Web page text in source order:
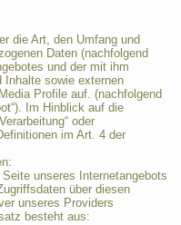
die Art, den Umfang und
Daten (nachfolgend
und der mit ihm
Inhalte sowie externen
Profile auf. (nachfolgend
Im Hinblick auf die
oder
im Art. 4 der
unseres Internetangebots
über diesen
unseres Providers
besteht aus: